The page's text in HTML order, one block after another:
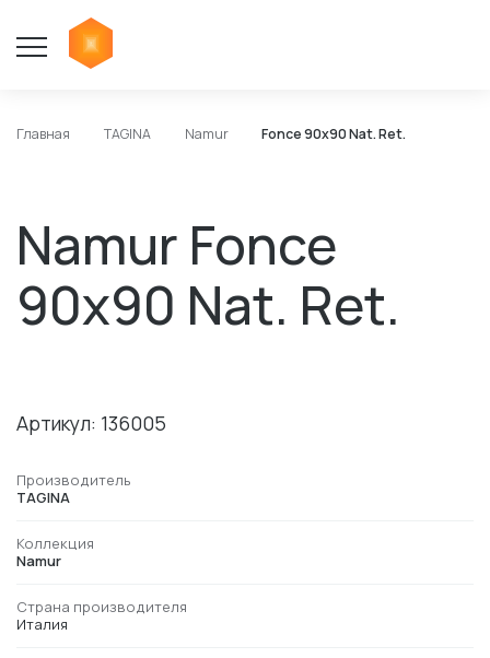
Главная TAGINA Namur Fonce 90х90 Nat. Ret.
Namur Fonce
90х90 Nat. Ret.
Артикул: 136005
Производитель
TAGINA
Коллекция
Namur
Страна производителя
Италия